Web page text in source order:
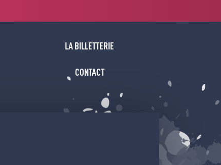
LA BILLETTERIE
CONTACT